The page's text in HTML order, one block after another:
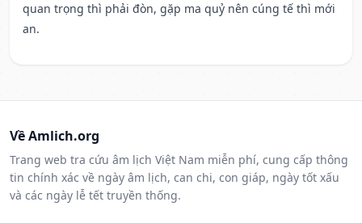
quan trọng thì phải đòn, gặp ma quỷ nên cúng tế thì mới
an.
Về Amlich.org
Trang web tra cứu âm lịch Việt Nam miễn phí, cung cấp thông
tin chính xác về ngày âm lịch, can chi, con giáp, ngày tốt xấu
và các ngày lễ tết truyền thống.